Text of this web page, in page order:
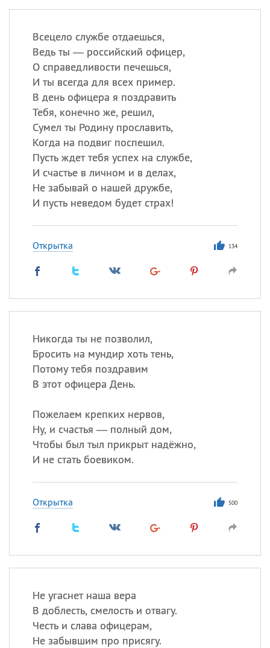
Всецело службе отдаешься,
Ведь ты — российский офицер,
О справедливости печешься,
И ты всегда для всех пример.
В день офицера я поздравить
Тебя, конечно же, решил,
Сумел ты Родину прославить,
Когда на подвиг поспешил.
Пусть ждет тебя успех на службе,
И счастье в личном и в делах,
Не забывай о нашей дружбе,
И пусть неведом будет страх!
Открытка 134
Никогда ты не позволил,
Бросить на мундир хоть тень,
Потому тебя поздравим
В этот офицера День.
Пожелаем крепких нервов,
Ну, и счастья — полный дом,
Чтобы был тыл прикрыт надёжно,
И не стать боевиком.
Открытка 500
Не угаснет наша вера
В доблесть, смелость и отвагу.
Честь и слава офицерам,
Не забывшим про присягу.